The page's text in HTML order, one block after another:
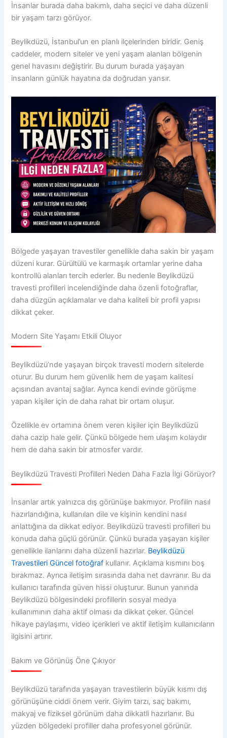
İnsanlar burada daha bakımlı, daha seçici ve daha düzenli
bir yaşam tarzı görüyor.
Beylikdüzü, İstanbul’un en planlı ilçelerinden biridir. Geniş
caddeler, modern siteler ve yeni yaşam alanları bölgenin
genel havasını değiştirir. Bu durum burada yaşayan
insanların günlük hayatına da doğrudan yansır.
Bölgede yaşayan travestiler genellikle daha sakin bir yaşam
düzeni kurar. Gürültülü ve karmaşık ortamlar yerine daha
kontrollü alanları tercih ederler. Bu nedenle Beylikdüzü
travesti profilleri incelendiğinde daha özenli fotoğraflar,
daha düzgün açıklamalar ve daha kaliteli bir profil yapısı
dikkat çeker.
Modern Site Yaşamı Etkili Oluyor
Beylikdüzü’nde yaşayan birçok travesti modern sitelerde
oturur. Bu durum hem güvenlik hem de yaşam kalitesi
açısından avantaj sağlar. Ayrıca kendi evinde görüşme
yapan kişiler için de daha rahat bir ortam oluşur.
Özellikle ev ortamına önem veren kişiler için Beylikdüzü
daha cazip hale gelir. Çünkü bölgede hem ulaşım kolaydır
hem de daha sakin bir atmosfer vardır.
Beylikdüzü Travesti Profilleri Neden Daha Fazla İlgi Görüyor?
İnsanlar artık yalnızca dış görünüşe bakmıyor. Profilin nasıl
hazırlandığına, kullanılan dile ve kişinin kendini nasıl
anlattığına da dikkat ediyor. Beylikdüzü travesti profilleri bu
konuda daha güçlü görünür. Çünkü burada yaşayan kişiler
genellikle ilanlarını daha düzenli hazırlar. Beylikdüzü
Travestileri Güncel fotoğraf kullanır. Açıklama kısmını boş
bırakmaz. Ayrıca iletişim sırasında daha net davranır. Bu da
kullanıcı tarafında güven hissi oluşturur. Bunun yanında
Beylikdüzü bölgesindeki profillerin sosyal medya
kullanımının daha aktif olması da dikkat çeker. Güncel
hikaye paylaşımı, video içerikleri ve aktif iletişim kullanıcıların
ilgisini artırır.
Bakım ve Görünüş Öne Çıkıyor
Beylikdüzü tarafında yaşayan travestilerin büyük kısmı dış
görünüşüne ciddi önem verir. Giyim tarzı, saç bakımı,
makyaj ve fiziksel görünüm daha dikkatli hazırlanır. Bu
yüzden bölgedeki profiller daha profesyonel görünür.